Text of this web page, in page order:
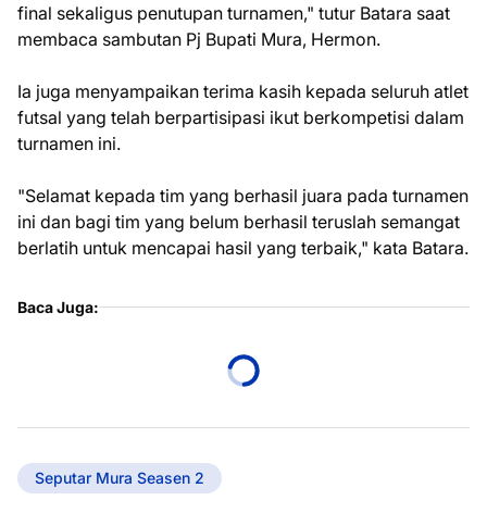
final sekaligus penutupan turnamen," tutur Batara saat
membaca sambutan Pj Bupati Mura, Hermon.
Ia juga menyampaikan terima kasih kepada seluruh atlet
futsal yang telah berpartisipasi ikut berkompetisi dalam
turnamen ini.
"Selamat kepada tim yang berhasil juara pada turnamen
ini dan bagi tim yang belum berhasil teruslah semangat
berlatih untuk mencapai hasil yang terbaik," kata Batara.
Baca Juga:
Seputar Mura Seasen 2